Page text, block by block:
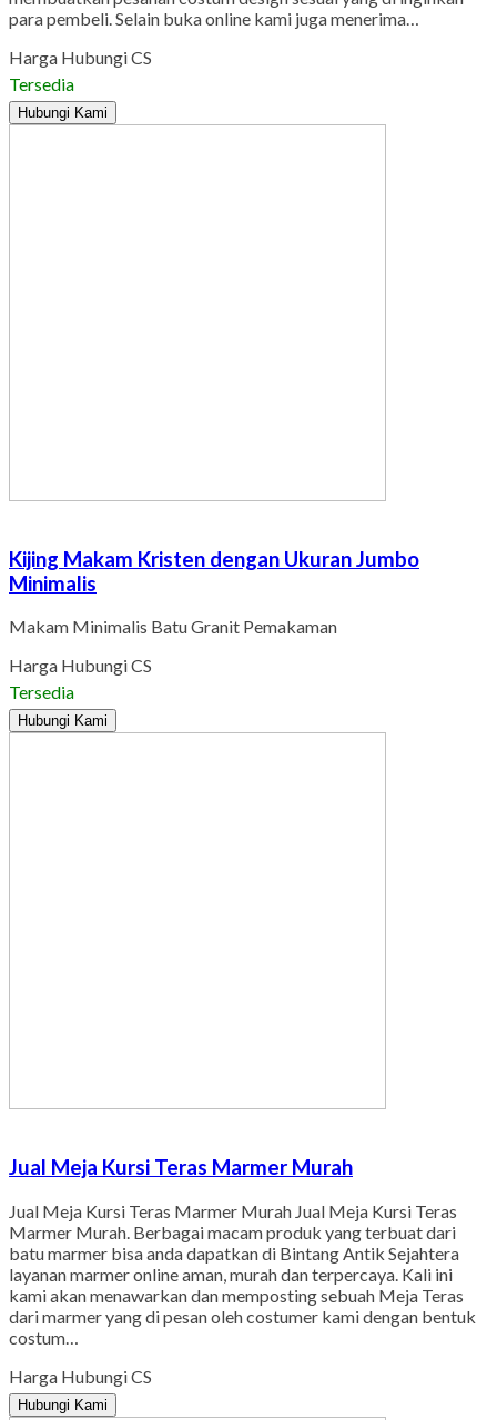
para pembeli. Selain buka online kami juga menerima…
Harga Hubungi CS
Tersedia
Hubungi Kami
Kijing Makam Kristen dengan Ukuran Jumbo
Minimalis
Makam Minimalis Batu Granit Pemakaman
Harga Hubungi CS
Tersedia
Hubungi Kami
Jual Meja Kursi Teras Marmer Murah
Jual Meja Kursi Teras Marmer Murah Jual Meja Kursi Teras
Marmer Murah. Berbagai macam produk yang terbuat dari
batu marmer bisa anda dapatkan di Bintang Antik Sejahtera
layanan marmer online aman, murah dan terpercaya. Kali ini
kami akan menawarkan dan memposting sebuah Meja Teras
dari marmer yang di pesan oleh costumer kami dengan bentuk
costum…
Harga Hubungi CS
Hubungi Kami